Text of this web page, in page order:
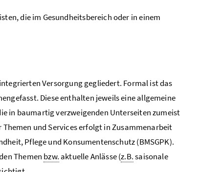
die im Gesundheitsbereich oder in einem
Versorgung gegliedert. Formal ist das
Diese enthalten jeweils eine allgemeine
in baumartig verzweigenden Unterseiten zumeist
und Services erfolgt in Zusammenarbeit
Pflege und Konsumentenschutz (BMSGPK).
Themen bzw. aktuelle Anlässe (z.B.saisonale